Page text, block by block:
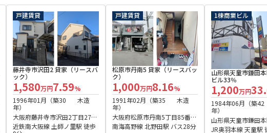
戸建賃貸
藤井寺市沢田2 貸家（リースバ
ック）
1,580万円7.59%
1996年01月（築30
年）
木造
大阪府藤井寺市沢田2丁目272
番21
近鉄南大阪線 土師ノ里駅 徒歩
戸建賃貸
松原市丹南5 貸家（リースバッ
ク）
1,000万円8.16%
1991年02月（築35
年）
木造
大阪府松原市丹南5丁目85番14
号
南海高野線 北野田駅 バス28分
1棟商業ビル
山形県天童市鎌田
ビル33％
1,200万円
1984年06月（築42
年）
山形県天童市鎌田
JR奥羽本線 天童駅